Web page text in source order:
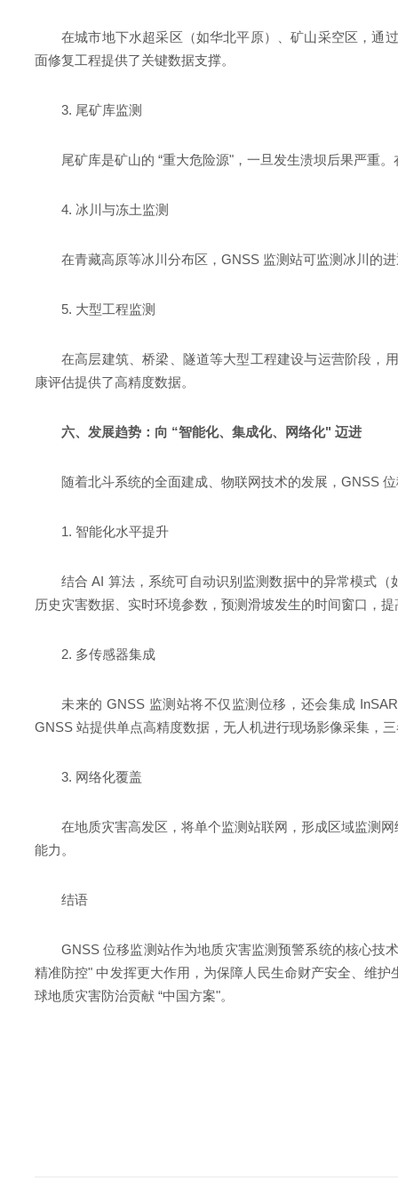
在城市地下水超采区（如华北平原）、矿山采空区，通
面修复工程提供了关键数据支撑。
3. 尾矿库监测
尾矿库是矿山的 “重大危险源"，一旦发生溃坝后果严重
4. 冰川与冻土监测
在青藏高原等冰川分布区，GNSS 监测站可监测冰川的
5. 大型工程监测
在高层建筑、桥梁、隧道等大型工程建设与运营阶段，
康评估提供了高精度数据。
六、发展趋势：向 “智能化、集成化、网络化" 迈进
随着北斗系统的全面建成、物联网技术的发展，GNSS
1. 智能化水平提升
结合 AI 算法，系统可自动识别监测数据中的异常模式
历史灾害数据、实时环境参数，预测滑坡发生的时间窗口，
2. 多传感器集成
未来的 GNSS 监测站将不仅监测位移，还会集成
GNSS 站提供单点高精度数据，无人机进行现场影像采集，
3. 网络化覆盖
在地质灾害高发区，将单个监测站联网，形成区域监测
能力。
结语
GNSS 位移监测站作为地质灾害监测预警系统的核心技
精准防控" 中发挥更大作用，为保障人民生命财产安全、维
球地质灾害防治贡献 “中国方案"。